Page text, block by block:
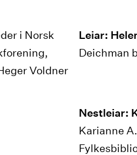
Leiar:
Deichman
Nestleiar:
Karianne